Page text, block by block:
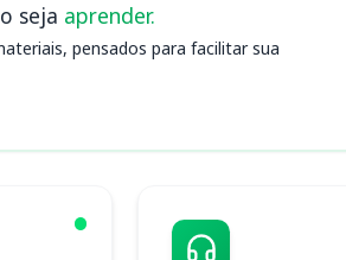
seja aprender.
pensados para facilitar sua